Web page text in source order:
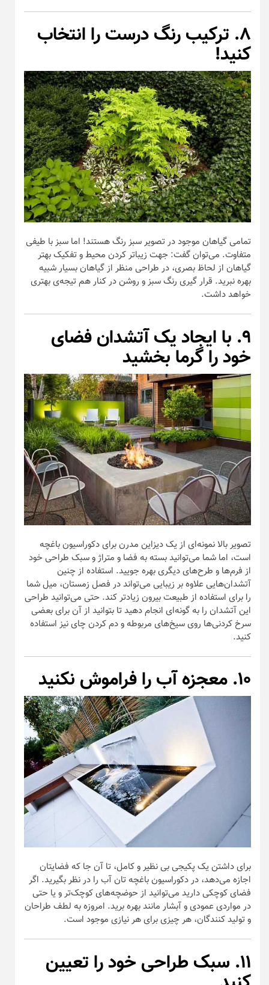
۸. ترکیب رنگ درست را انتخاب
کنید!
تمامی گیاهان موجود در تصویر سبز رنگ هستند! اما سبز با طیفی
متفاوت. می‌توان گفت: جهت زیباتر کردن محیط و تفکیک بهتر
گیاهان از لحاظ بصری، در طراحی منظر از گیاهان بسیار شبیه
بهره نبرید. قرار گیری رنگ سبز و روشن در کنار هم تیجه‌ی بهتری
خواهد داشت.
۹. با ایجاد یک آتشدان فضای
خود را گرما بخشید
تصویر بالا نمونه‌ای از یک دیزاین مدرن برای دکوراسیون باغچه
است، اما شما می‌توانید بسته به فضا و متراژ و سبک طراحی خود
از فرم‌ها و طرح‌های دیگری بهره جویید. استفاده از چنین
آتشدان‌هایی علاوه بر زیبایی می‌تواند در فصل زمستان، میل شما
را برای استفاده از طبیعت بیرون زیادتر کند. حتی می‌توانید طراحی
این آتشدان را به گونه‌ای انجام دهید تا بتوانید از آن برای بعضی
سرخ کردنی‌ها روی سیخ‌های مربوطه و دم کردن چای نیز استفاده
کنید.
۱۰. معجزه آب را فراموش نکنید
برای داشتن یک پکیجی بی نظیر و کامل، تا آن جا که فضایتان
اجازه می‌دهد، در دکوراسیون باغچه تان آب را در نظر بگیرید. اگر
فضای کوچکی دارید می‌توانید از حوضچه‌های کوچک‌تر و یا حتی
در مواردی عمودی و آبشار مانند بهره برید. امروزه به لطف طراحان
و تولید کنندگان، هر چیزی برای هر نیازی موجود است.
۱۱. سبک طراحی خود را تعیین